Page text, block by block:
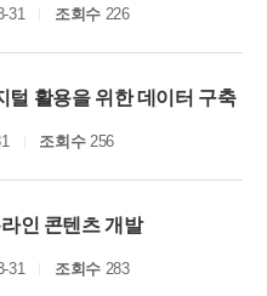
31 조회수 226
털 활용을 위한 데이터 구축
조회수256
인 콘텐츠 개발
31 조회수 283